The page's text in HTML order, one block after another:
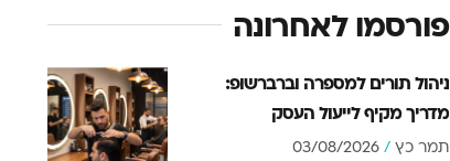
פורסמו לאחרונה
ניהול תורים למספרה וברברשופ:
מדריך מקיף לייעול העסק
תמר כץ 03/08/2026